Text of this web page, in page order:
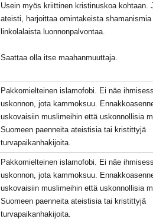
Usein myös kriittinen kristinuskoa kohtaan.
ateisti, harjoittaa omintakeista
linkolalaista luonnonpalvontaa.
Saattaa olla itse maahanmuuttaja.
Pakkomielteinen islamofobi. Ei näe
uskonnon, jota kammoksuu.
uskovaisiin muslimeihin että uskonnollisia
Suomeen paenneita ateistisia tai kristittyjä
turvapaikanhakijoita.
Pakkomielteinen islamofobi. Ei näe
uskonnon, jota kammoksuu.
uskovaisiin muslimeihin että uskonnollisia
Suomeen paenneita ateistisia tai kristittyjä
turvapaikanhakijoita.